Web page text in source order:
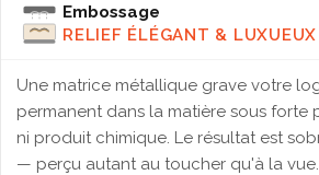
Embossage
RELIEF ÉLÉGANT & LUXUEUX
Une matrice métallique grave votre
permanent dans la matière sous forte
ni produit chimique. Le résultat est
— perçu autant au toucher qu'à la